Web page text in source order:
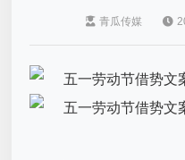
青瓜传媒